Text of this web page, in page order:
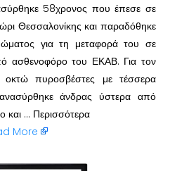
58χρονος που έπεσε σε
Θεσσαλονίκης και παραδόθηκε
για τη μεταφορά του σε
ασθενοφόρο του ΕΚΑΒ. Για τον
οκτώ πυροσβέστες με τέσσερα
άνδρας ύστερα από
και … Περισσότερα
More